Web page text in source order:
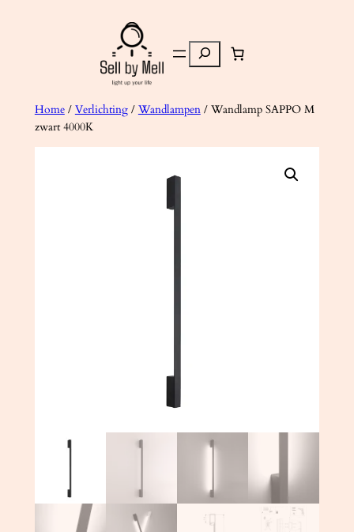
Zoeken
Home/ Verlichting/ Wandlampen/ Wandlamp SAPPO M
zwart 4000K